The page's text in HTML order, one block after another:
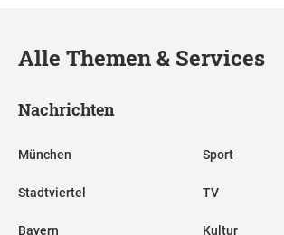
Alle Themen & Services
Nachrichten
München
Stadtviertel
Bayern
Sport
TV
Kultur